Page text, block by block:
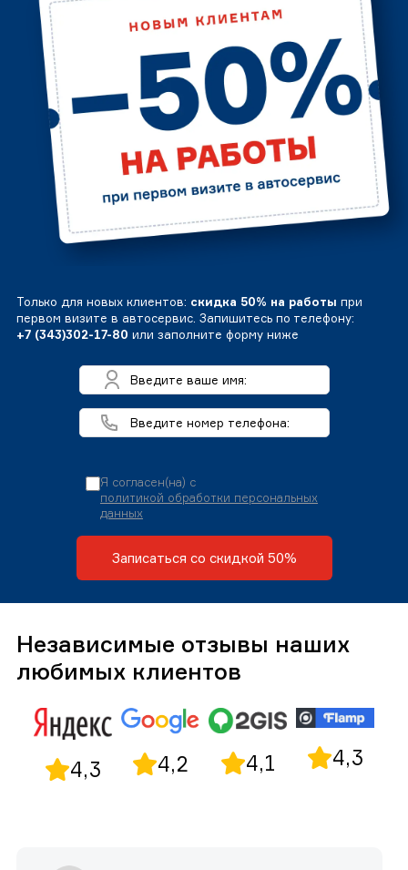
Только для новых клиентов: скидка 50% на работы при
первом визите в автосервис. Запишитесь по телефону:
+7 (343)302-17-80 или заполните форму ниже
Я согласен(на) с
политикой обработки персональных
данных
Записаться со скидкой 50%
Независимые отзывы наших
любимых клиентов
4,3 4,2 4,1 4,3